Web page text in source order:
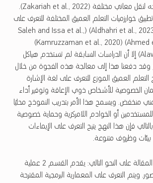
والحركة وتعبيرات الوجه لنقل معاني مختلفة (Zakariah et al., 2022).
خوارزميات التعلم العميق المختلفة للتعرف على
لغة الإشارة العربية (Aldhahri et al., 2023) (Saleh and Issa et al.,
2020) (Ahmed et al., 2021) (Kamruzzaman et al., 2020)
(Alawwad et al., 2021) إلا أن الدراسات السابقة لم تستخدم هياكل
وقد دفعنا هذا إلى معالجة هذه الفجوة من خلال
العميق الموزع للتعرف على لغة الإشارة
الخصوصية للأشخاص ذوي الإعاقة وتوفير أداء
منخفض. ويسمح هذا الأمر بتدريب النموذج محليًا
أو الخوادم اللامركزية وحماية خصوصية
فإن هذا النهج يتيح التعرف على الإيماءات
وظروف متنوعة.
تم تنظيم بقية هذه المقالة على النحو التالي: يقدم القسم 2 عملية
ويتم التعرف على المعمارية البرمجية المقترحة